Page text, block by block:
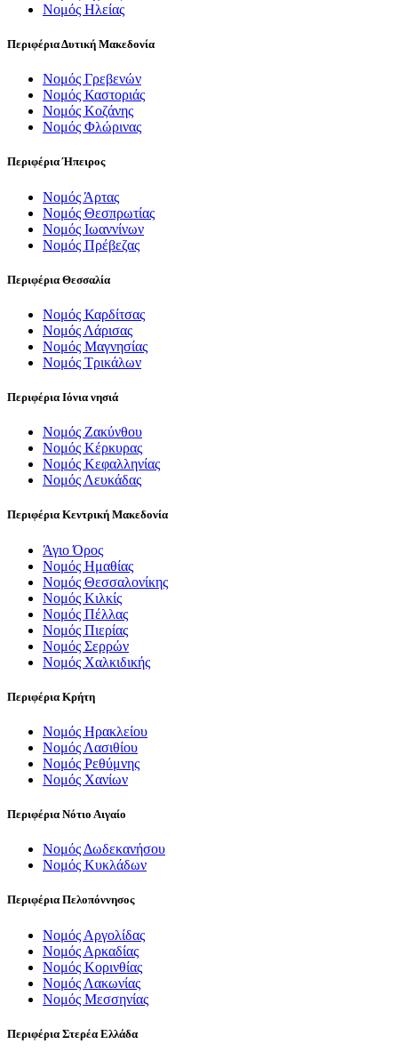
Νομός Ηλείας
Περιφέρια Δυτική Μακεδονία
Νομός Γρεβενών
Νομός Καστοριάς
Νομός Κοζάνης
Νομός Φλώρινας
Περιφέρια Ήπειρος
Νομός Άρτας
Νομός Θεσπρωτίας
Νομός Ιωαννίνων
Νομός Πρέβεζας
Περιφέρια Θεσσαλία
Νομός Καρδίτσας
Νομός Λάρισας
Νομός Μαγνησίας
Νομός Τρικάλων
Περιφέρια Ιόνια νησιά
Νομός Ζακύνθου
Νομός Κέρκυρας
Νομός Κεφαλληνίας
Νομός Λευκάδας
Περιφέρια Κεντρική Μακεδονία
Άγιο Όρος
Νομός Ημαθίας
Νομός Θεσσαλονίκης
Νομός Κιλκίς
Νομός Πέλλας
Νομός Πιερίας
Νομός Σερρών
Νομός Χαλκιδικής
Περιφέρια Κρήτη
Νομός Ηρακλείου
Νομός Λασιθίου
Νομός Ρεθύμνης
Νομός Χανίων
Περιφέρια Νότιο Αιγαίο
Νομός Δωδεκανήσου
Νομός Κυκλάδων
Περιφέρια Πελοπόννησος
Νομός Αργολίδας
Νομός Αρκαδίας
Νομός Κορινθίας
Νομός Λακωνίας
Νομός Μεσσηνίας
Περιφέρια Στερέα Ελλάδα